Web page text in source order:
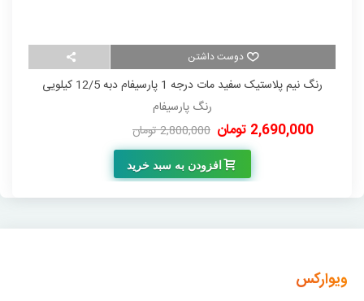
دوست داشتن
رنگ نیم پلاستیک سفید مات درجه 1 پارسیفام دبه 12/5 کیلویی
رنگ پارسیفام
2,690,000 تومان 2,800,000 تومان
افزودن به سبد خرید
ویوارکس